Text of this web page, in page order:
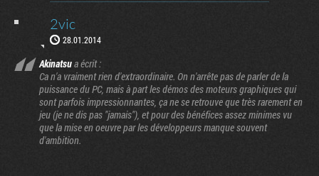
2vic
28.01.2014
Akinatsua écrit :
Ca n'a vraiment rien d'extraordinaire. On n'arrête pas de parler de la
puissance du PC, mais à part les démos des moteurs graphiques qui
sont parfois impressionnantes, ça ne se retrouve que très rarement en
jeu (je ne dis pas "jamais"), et pour des bénéfices assez minimes vu
que la mise en oeuvre par les développeurs manque souvent
d'ambition.